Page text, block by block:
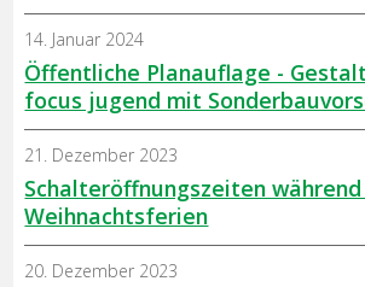
Öffentliche Planauflage -
focus jugend mit
14. Januar 2024
Schalteröffnungszeiten
Weihnachtsferien
21. Dezember 2023
20. Dezember 2023